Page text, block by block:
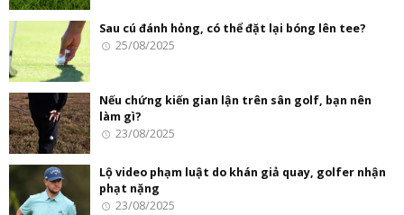
Sau cú đánh hỏng, có thể đặt lại bóng lên tee?
25/08/2025
Nếu chứng kiến gian lận trên sân golf, bạn nên
làm gì?
23/08/2025
Lộ video phạm luật do khán giả quay, golfer nhận
phạt nặng
23/08/2025